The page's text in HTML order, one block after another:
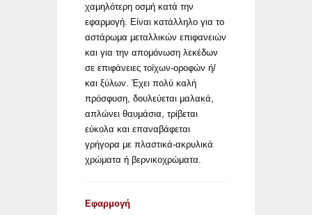
χαμηλότερη οσμή κατά την
εφαρμογή. Είναι κατάλληλο για το
αστάρωμα μεταλλικών επιφανειών
και για την απομόνωση λεκέδων
σε επιφάνειες τοίχων-οροφών ή/
και ξύλων. Έχει πολύ καλή
πρόσφυση, δουλεύεται μαλακά,
απλώνει θαυμάσια, τρίβεται
εύκολα και επαναβάφεται
γρήγορα με πλαστικά-ακρυλικά
χρώματα ή βερνικοχρώματα.
Εφαρμογή